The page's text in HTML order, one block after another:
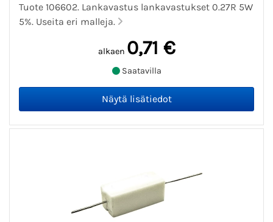
Tuote 106602. Lankavastus lankavastukset 0.27R 5W
5%. Useita eri malleja.
alkaen 0,71 €
Saatavilla